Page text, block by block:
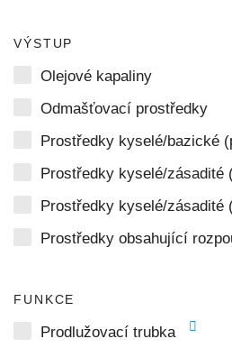
VÝSTUP
Olejové kapaliny
Odmašťovací prostředky
Prostředky kyselé/bazické
Prostředky kyselé/zásadité
Prostředky kyselé/zásadité
Prostředky obsahující
FUNKCE
Prodlužovací trubka